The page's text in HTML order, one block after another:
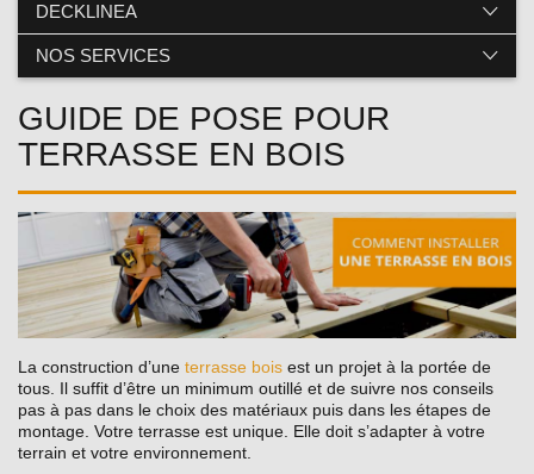
DECKLINEA
NOS SERVICES
GUIDE DE POSE POUR
TERRASSE EN BOIS
La construction d’une terrasse bois est un projet à la portée de
tous. Il suffit d’être un minimum outillé et de suivre nos conseils
pas à pas dans le choix des matériaux puis dans les étapes de
montage. Votre terrasse est unique. Elle doit s’adapter à votre
terrain et votre environnement.